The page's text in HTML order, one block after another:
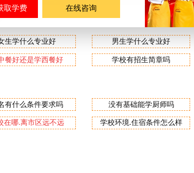
生学什么专业好 男生学什么专业好
餐好还是学西餐好 学校有招生简章吗
有什么条件要求吗 没有基础能学厨师吗
在哪.离市区远不远 学校环境.住宿条件怎么样
在线咨询